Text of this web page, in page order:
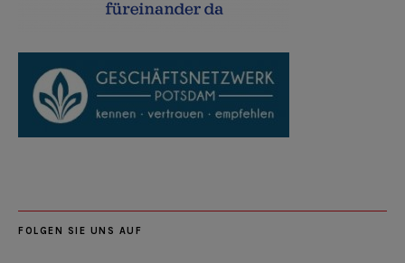
FOLGEN SIE UNS AUF